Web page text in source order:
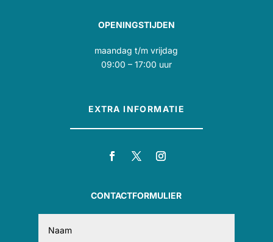
OPENINGSTIJDEN
maandag t/m vrijdag
09:00 – 17:00 uur
EXTRA INFORMATIE
CONTACTFORMULIER